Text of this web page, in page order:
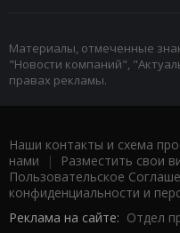
Материалы, отмеченные
"Новости компаний",
правах рекламы.
Наши контакты и схема
нами | Разместить свои
Пользовательское
конфиденциальности и
Реклама на сайте: Отдел